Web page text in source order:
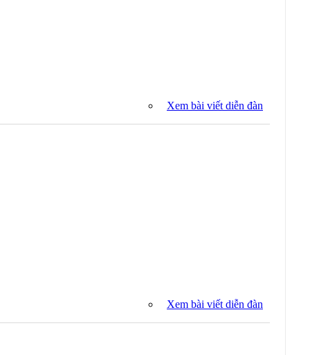
Xem bài viết diễn đàn
Xem bài viết diễn đàn